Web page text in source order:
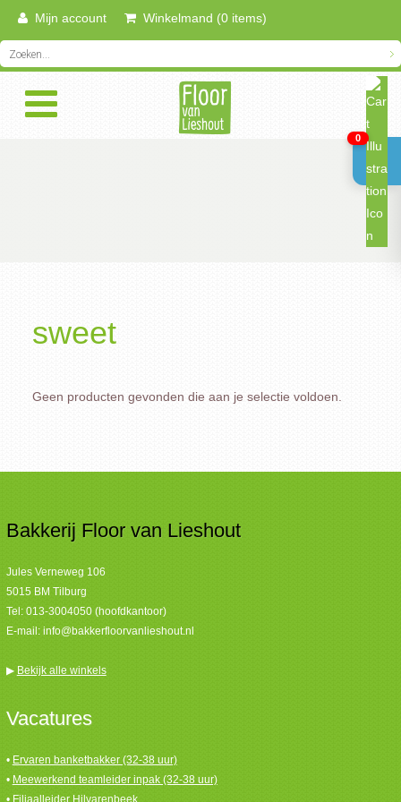
Mijn account Winkelmand (0 items)
sweet
Geen producten gevonden die aan je selectie voldoen.
Bakkerij Floor van Lieshout
Jules Verneweg 106
5015 BM Tilburg
Tel: 013-3004050 (hoofdkantoor)
E-mail: info@bakkerfloorvanlieshout.nl
▶ Bekijk alle winkels
Vacatures
• Ervaren banketbakker (32-38 uur)
• Meewerkend teamleider inpak (32-38 uur)
0